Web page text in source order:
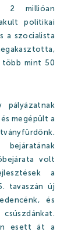
2 millióan
politikai
a szocialista
több mint 50
pályázatnak
megépült a
volt
a
tavaszán új
és
esett át a